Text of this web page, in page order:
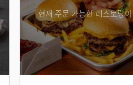
현재 주문 가능한 레스토랑